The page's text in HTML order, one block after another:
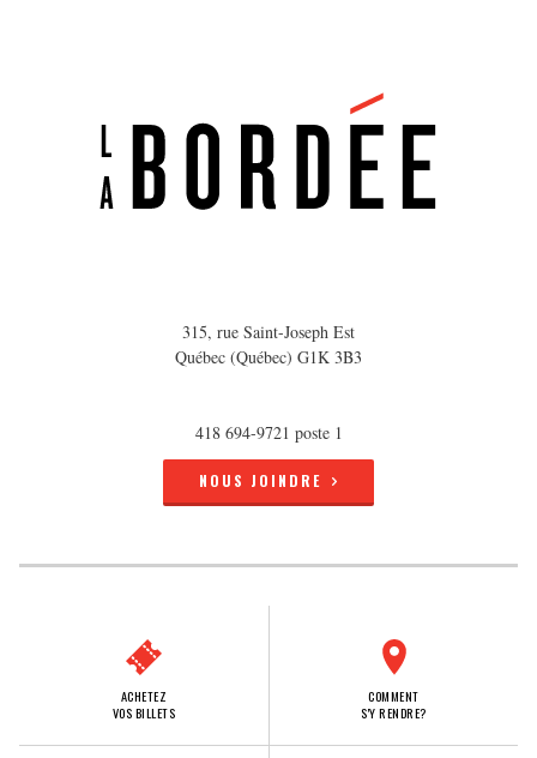
315, rue Saint-Joseph Est
Québec (Québec) G1K 3B3
418 694-9721 poste 1
NOUS JOINDRE
ACHETEZ
VOS BILLETS
COMMENT
S'Y RENDRE?